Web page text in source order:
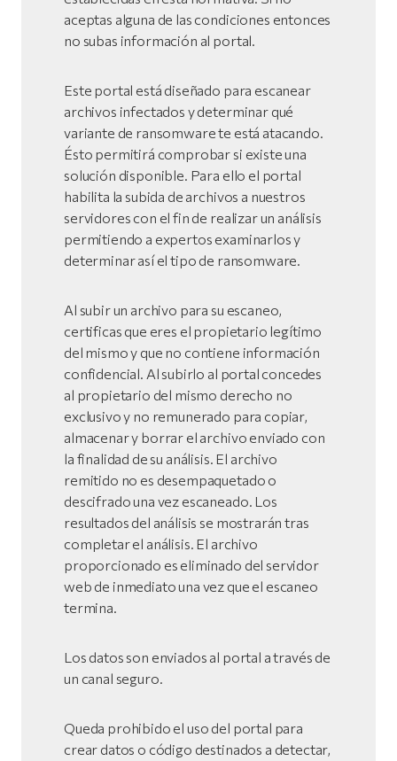
aceptas alguna de las condiciones entonces
no subas información al portal.
Este portal está diseñado para escanear
archivos infectados y determinar qué
variante de ransomware te está atacando.
Ésto permitirá comprobar si existe una
solución disponible. Para ello el portal
habilita la subida de archivos a nuestros
servidores con el fin de realizar un análisis
permitiendo a expertos examinarlos y
determinar así el tipo de ransomware.
Al subir un archivo para su escaneo,
certificas que eres el propietario legítimo
del mismo y que no contiene información
confidencial. Al subirlo al portal concedes
al propietario del mismo derecho no
exclusivo y no remunerado para copiar,
almacenar y borrar el archivo enviado con
la finalidad de su análisis. El archivo
remitido no es desempaquetado o
descifrado una vez escaneado. Los
resultados del análisis se mostrarán tras
completar el análisis. El archivo
proporcionado es eliminado del servidor
web de inmediato una vez que el escaneo
termina.
Los datos son enviados al portal a través de
un canal seguro.
Queda prohibido el uso del portal para
crear datos o código destinados a detectar,